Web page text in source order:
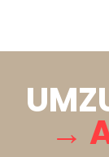
→